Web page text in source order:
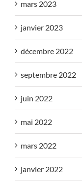
mars 2023
janvier 2023
décembre 2022
septembre 2022
juin 2022
mai 2022
mars 2022
janvier 2022